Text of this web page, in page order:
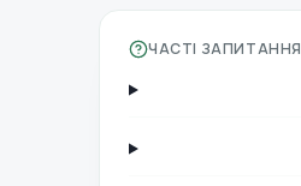
ЧАСТІ ЗАПИТАННЯ